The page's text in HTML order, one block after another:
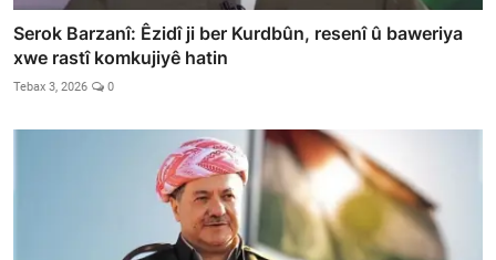
Serok Barzanî: Êzidî ji ber Kurdbûn, resenî û baweriya
xwe rastî komkujiyê hatin
Tebax 3, 2026 0